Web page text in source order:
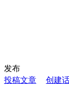
发布
投稿文章
创建